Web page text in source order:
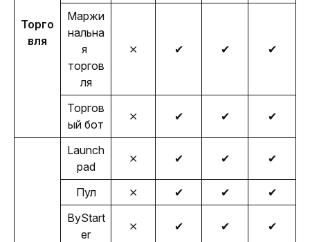
Торго
вля
Маржи
нальна
я
торгов
ля
⨯ ✔ ✔ ✔
Торгов
ый бот
⨯ ✔ ✔ ✔
Launch
pad
⨯ ✔ ✔ ✔
Пул ⨯ ✔ ✔
✔
ByStart
er
⨯ ✔ ✔ ✔